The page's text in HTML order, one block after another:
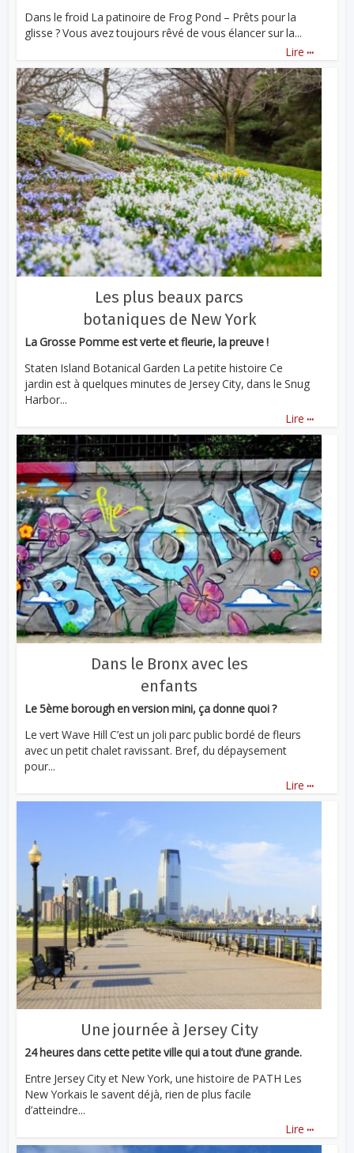
Dans le froid La patinoire de Frog Pond – Prêts pour la
glisse ? Vous avez toujours rêvé de vous élancer sur la...
Lire ...
Les plus beaux parcs
botaniques de New York
La Grosse Pomme est verte et fleurie, la preuve !
Staten Island Botanical Garden La petite histoire Ce
jardin est à quelques minutes de Jersey City, dans le Snug
Harbor...
Lire ...
Dans le Bronx avec les
enfants
Le 5ème borough en version mini, ça donne quoi ?
Le vert Wave Hill C’est un joli parc public bordé de fleurs
avec un petit chalet ravissant. Bref, du dépaysement
pour...
Lire ...
Une journée à Jersey City
24 heures dans cette petite ville qui a tout d’une grande.
Entre Jersey City et New York, une histoire de PATH Les
New Yorkais le savent déjà, rien de plus facile
d’atteindre...
Lire ...